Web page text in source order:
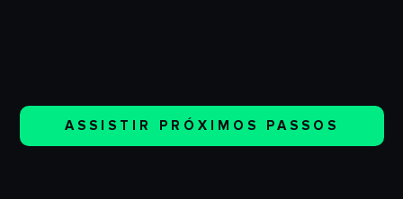
ASSISTIR PRÓXIMOS PASSOS